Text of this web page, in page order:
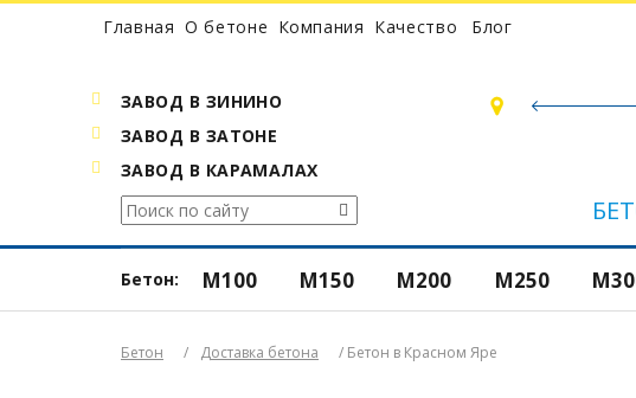
Главная О бетоне Компания Качество Блог
ЗАВОД В ЗИНИНО
ЗАВОД В ЗАТОНЕ
ЗАВОД В КАРАМАЛАХ
Бетон: М100 М150 М200 М250
Бетон / Доставка бетона / Бетон в Красном Яре